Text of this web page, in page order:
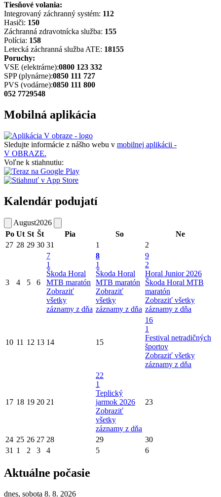
Tiesňové volania:
Integrovaný záchranný systém: 112
Hasiči: 150
Záchranná zdravotnícka služba: 155
Polícia: 158
Letecká záchranná služba ATE: 18155
Poruchy:
VSE (elektrárne):0800 123 332
SPP (plynárne):0850 111 727
PVS (vodárne):0850 111 800
052 7729548
Mobilná aplikácia
Sledujte informácie z nášho webu v mobilnej aplikácii -
V OBRAZE.
Voľne k stiahnutiu:
Kalendár podujatí
August2026
Po Ut St Št Pia So
Ne
27 28 29 30 31 1 2
3 4 5 6
7
1
Škoda Horal
MTB maratón
Zobraziť
všetky
záznamy z dňa
8
1
Škoda Horal
MTB maratón
Zobraziť
všetky
záznamy z dňa
9
2
Horal Junior 2026
Škoda Horal MTB
maratón
Zobraziť všetky
záznamy z dňa
10 11 12 13 14 15
16
1
Festival netradičných
športov
Zobraziť všetky
záznamy z dňa
17 18 19 20 21
22
1
Teplický
jarmok 2026
Zobraziť
všetky
záznamy z dňa
23
24 25 26 27 28 29
30
31 1 2 3 4 5 6
Aktuálne počasie
dnes, sobota 8. 8. 2026